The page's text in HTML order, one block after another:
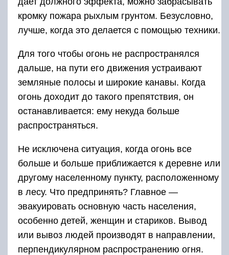
кромку пожара рыхлым грунтом. Безусловно,
лучше, когда это делается с помощью техники.
Для того чтобы огонь не распространялся
дальше, на пути его движения устраивают
земляные полосы и широкие канавы. Когда
огонь доходит до такого препятствия, он
останавливается: ему некуда больше
распространяться.
Не исключена ситуация, когда огонь все
больше и больше приближается к деревне или
другому населенному пункту, расположенному
в лесу. Что предпринять? Главное —
эвакуировать основную часть населения,
особенно детей, женщин и стариков. Вывод
или вывоз людей производят в направлении,
перпендикулярном распространению огня.